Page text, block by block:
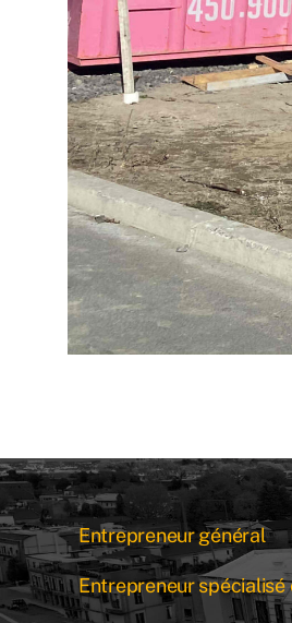
Entrepreneur général
Entrepreneur spécialisé